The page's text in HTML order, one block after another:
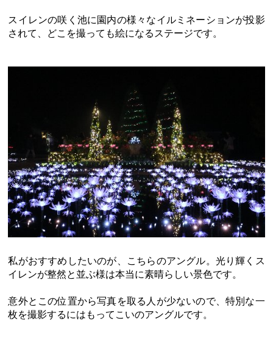
スイレンの咲く池に園内の様々なイルミネーションが投影
されて、どこを撮っても絵になるステージです。
私がおすすめしたいのが、こちらのアングル。光り輝くス
イレンが整然と並ぶ様は本当に素晴らしい景色です。
意外とこの位置から写真を取る人が少ないので、特別な一
枚を撮影するにはもってこいのアングルです。